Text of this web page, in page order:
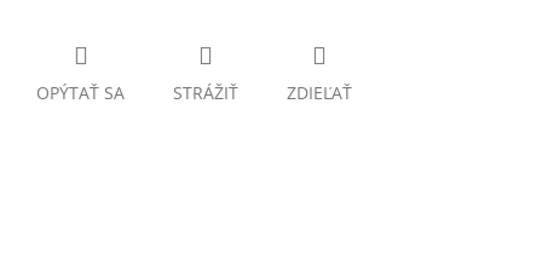
OPÝTAŤ SA STRÁŽIŤ ZDIEĽAŤ